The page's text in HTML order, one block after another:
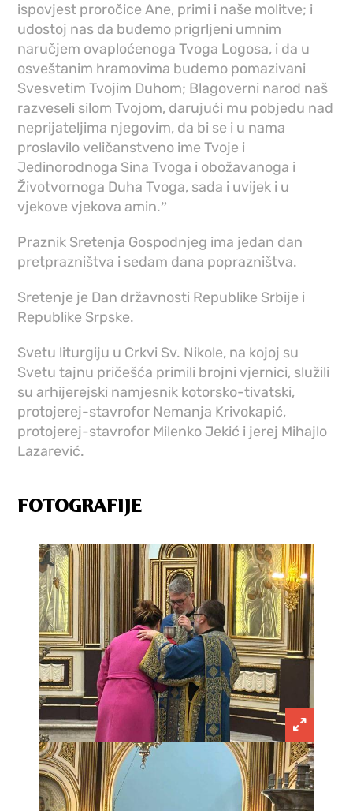
ispovjest proročice Ane, primi i naše molitve; i
udostoj nas da budemo prigrljeni umnim
naručjem ovaploćenoga Tvoga Logosa, i da u
osveštanim hramovima budemo pomazivani
Svesvetim Tvojim Duhom; Blagoverni narod naš
razveseli silom Tvojom, darujući mu pobjedu nad
neprijateljima njegovim, da bi se i u nama
proslavilo veličanstveno ime Tvoje i
Jedinorodnoga Sina Tvoga i obožavanoga i
Životvornoga Duha Tvoga, sada i uvijek i u
vjekove vjekova amin.ˮ
Praznik Sretenja Gospodnjeg ima jedan dan
pretprazništva i sedam dana poprazništva.
Sretenje je Dan državnosti Republike Srbije i
Republike Srpske.
Svetu liturgiju u Crkvi Sv. Nikole, na kojoj su
Svetu tajnu pričešća primili brojni vjernici, služili
su arhijerejski namjesnik kotorsko-tivatski,
protojerej-stavrofor Nemanja Krivokapić,
protojerej-stavrofor Milenko Jekić i jerej Mihajlo
Lazarević.
FOTOGRAFIJE